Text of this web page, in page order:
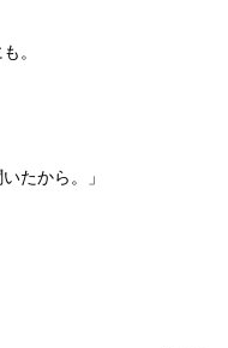
。
たから。」